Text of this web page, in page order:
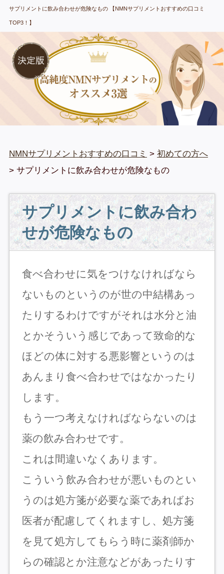
サプリメントに飲み合わせが危険なもの 【NMNサプリメントおすすめの口コミ
TOP3！】
NMNサプリメントおすすめの口コミ > 初めての方へ
> サプリメントに飲み合わせが危険なもの
サプリメントに飲み合わ
せが危険なもの
食べ合わせに気をつけなければなら
ないものというのが世の中結構あっ
たりするわけですがそれは水分と油
とかそういう感じであって致命的な
ほどの体に対する悪影響というのは
あんまり食べ合わせではなかったり
します。
もう一つ考えなければならないのは
薬の飲み合わせです。
これは間違いなくあります。
こういう飲み合わせが悪いものとい
うのは処方箋が必要な薬であればお
医者が配慮してくれますし、処方箋
を見て処方してもらう時に薬剤師か
らの確認とか注意などがあったりす